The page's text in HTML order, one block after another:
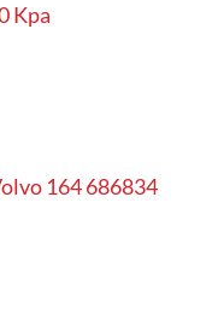
Kpa
164 686834